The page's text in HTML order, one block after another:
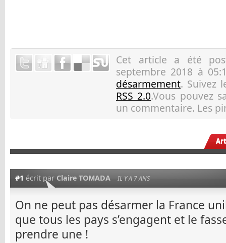
Cet article a été
septembre 2018 à
désarmement. Suivez
RSS 2.0.Vous pouvez
un commentaire. Les
#1 écrit par Claire TOMADA IL Y A 7 ANS
On ne peut pas désarmer la France
que tous les pays s’engagent et le
prendre une !